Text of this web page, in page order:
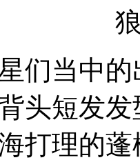
们当中
头短发
打理的